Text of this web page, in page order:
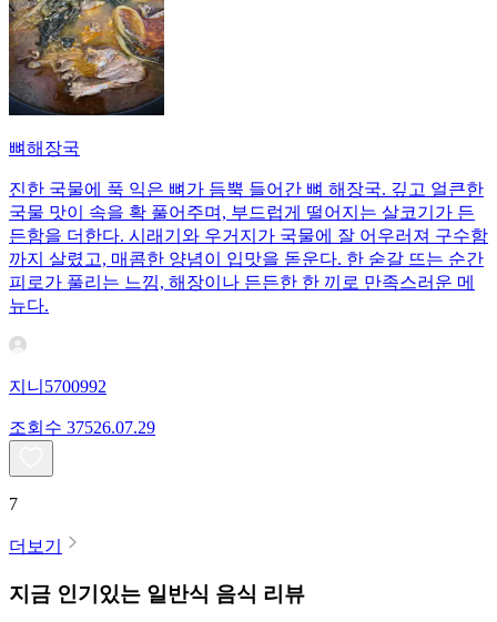
뼈해장국
진한 국물에 푹 익은 뼈가 듬뿍 들어간 뼈 해장국. 깊고 얼큰한
국물 맛이 속을 확 풀어주며, 부드럽게 떨어지는 살코기가 든
든함을 더한다. 시래기와 우거지가 국물에 잘 어우러져 구수함
까지 살렸고, 매콤한 양념이 입맛을 돋운다. 한 숟갈 뜨는 순간
피로가 풀리는 느낌, 해장이나 든든한 한 끼로 만족스러운 메
뉴다.
지니5700992
조회수 37526.07.29
7
더보기
지금 인기있는 일반식 음식 리뷰